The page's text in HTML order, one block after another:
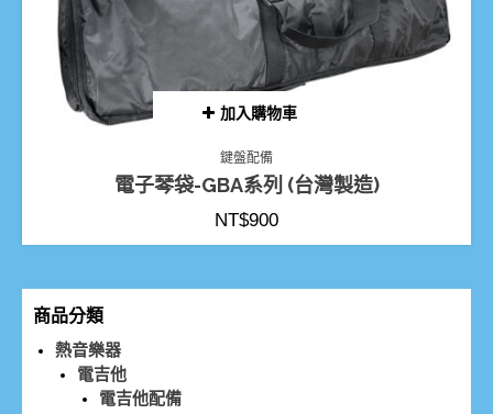
加入購物車
鍵盤配備
電子琴袋-GBA系列 (台灣製造)
NT$900
商品分類
熱音樂器
電吉他
電吉他配備